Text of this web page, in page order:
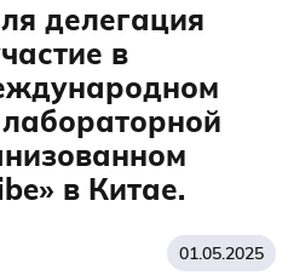
делегация
в
в Китае.
01.05.2025